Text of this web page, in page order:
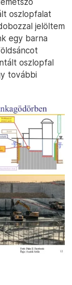
alapján és a
könnyen
egy
által
a fotót, a
egy
alakú
3. fólián
képet,
hogy
szó, de akkor
azt jelenti,
A látható levált
szerkezeti
mind